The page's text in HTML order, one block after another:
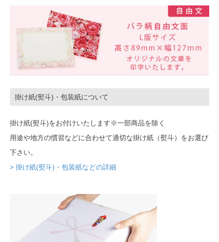
掛け紙(熨斗)・包装紙について
掛け紙(熨斗)をお付けいたします※一部商品を除く
用途や地方の慣習などに合わせて適切な掛け紙（熨斗）をお選び
下さい。
> 掛け紙(熨斗)・包装紙などの詳細